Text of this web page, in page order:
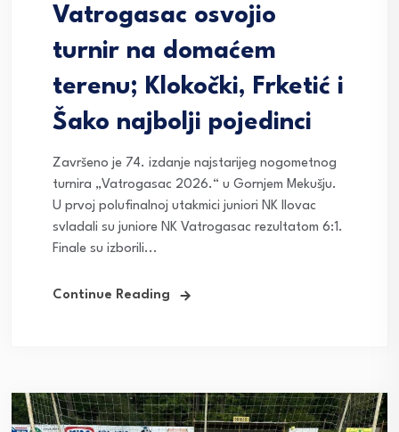
Vatrogasac osvojio
turnir na domaćem
terenu; Klokočki, Frketić i
Šako najbolji pojedinci
Završeno je 74. izdanje najstarijeg nogometnog
turnira „Vatrogasac 2026.“ u Gornjem Mekušju.
U prvoj polufinalnoj utakmici juniori NK Ilovac
svladali su juniore NK Vatrogasac rezultatom 6:1.
Finale su izborili...
Continue Reading